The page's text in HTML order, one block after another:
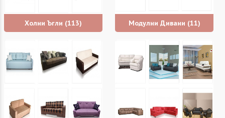
Холни Ъгли (113) Модулни Дивани (11)